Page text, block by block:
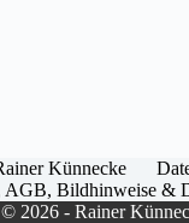
Künnecke
AGB, Bildhinweise &
2026 - Rainer